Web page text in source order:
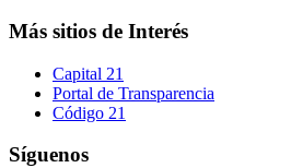
Más sitios de Interés
Capital 21
Portal de Transparencia
Código 21
Síguenos